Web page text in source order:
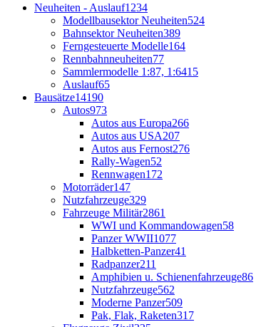
Neuheiten - Auslauf1234
Modellbausektor Neuheiten524
Bahnsektor Neuheiten389
Ferngesteuerte Modelle164
Rennbahnneuheiten77
Sammlermodelle 1:87, 1:6415
Auslauf65
Bausätze14190
Autos973
Autos aus Europa266
Autos aus USA207
Autos aus Fernost276
Rally-Wagen52
Rennwagen172
Motorräder147
Nutzfahrzeuge329
Fahrzeuge Militär2861
WWI und Kommandowagen58
Panzer WWII1077
Halbketten-Panzer41
Radpanzer211
Amphibien u. Schienenfahrzeuge86
Nutzfahrzeuge562
Moderne Panzer509
Pak, Flak, Raketen317